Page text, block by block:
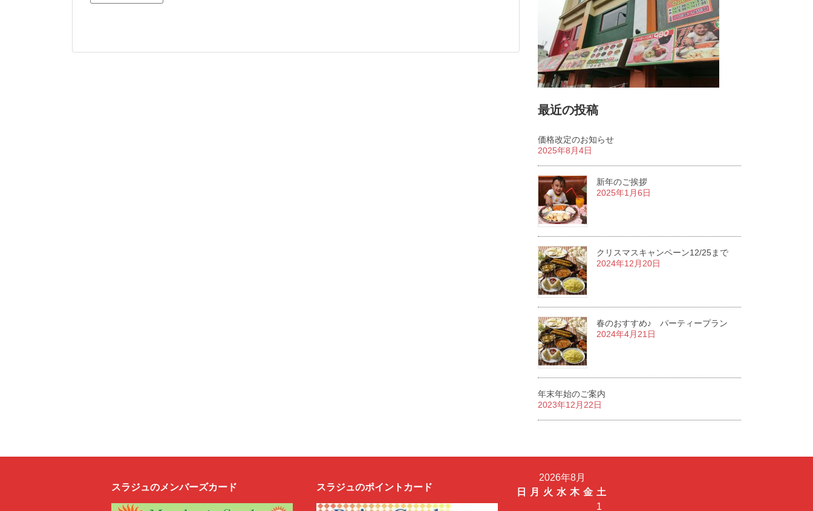
最近の投稿
価格改定のお知らせ
2025年8月4日
新年のご挨拶
2025年1月6日
クリスマスキャンペーン12/25まで
2024年12月20日
春のおすすめ♪ パーティープラン
2024年4月21日
年末年始のご案内
2023年12月22日
スラジュのメンバーズカード スラジュのポイントカード
2026年8月
日
月 火 水 木 金 土
1